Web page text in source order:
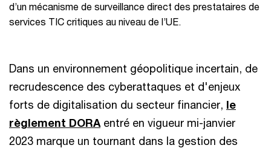
d’un mécanisme de surveillance direct des prestataires de
services TIC critiques au niveau de l’UE.
Dans un environnement géopolitique incertain, de
recrudescence des cyberattaques et d'enjeux
forts de digitalisation du secteur financier, le
règlement DORA entré en vigueur mi-janvier
2023 marque un tournant dans la gestion des